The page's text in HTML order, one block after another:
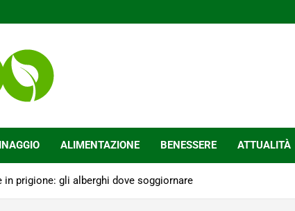
ALIMENTAZIONE BENESSERE ATTUALITÀ
in prigione: gli alberghi dove soggiornare